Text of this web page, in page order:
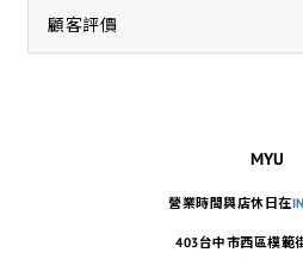
顧客評價
MYU
營業時間與店休日在
403台中市西區模範